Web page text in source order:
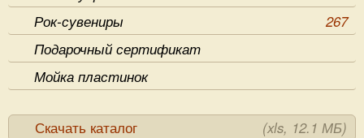
Рок-сувениры
267
Подарочный сертификат
Мойка пластинок
Скачать каталог (xls, 12.1 МБ)